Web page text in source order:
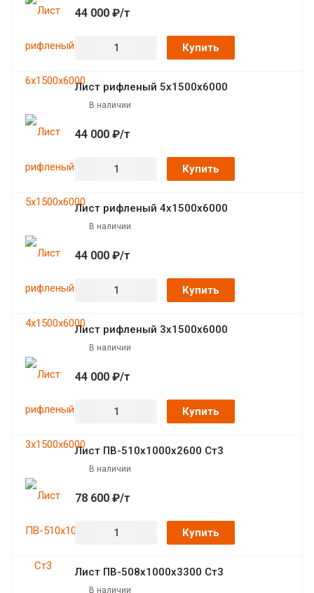
44 000 ₽/т
Купить
Лист рифленый 5х1500х6000
В наличии
44 000 ₽/т
Купить
Лист рифленый 4х1500х6000
В наличии
44 000 ₽/т
Купить
Лист рифленый 3х1500х6000
В наличии
44 000 ₽/т
Купить
Лист ПВ-510х1000х2600 Ст3
В наличии
78 600 ₽/т
Купить
Лист ПВ-508х1000х3300 Ст3
В наличии